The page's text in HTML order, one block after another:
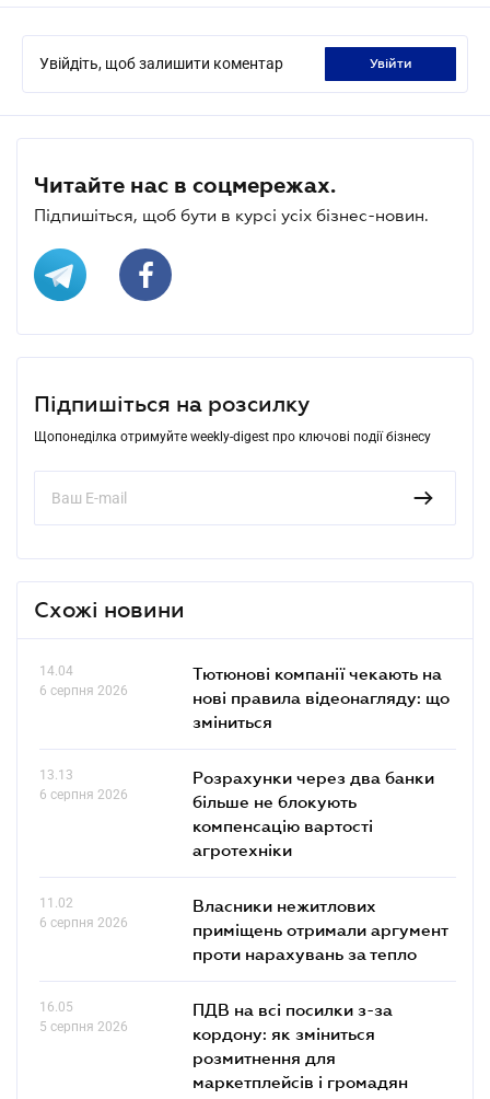
Увійдіть, щоб залишити коментар увійти
Читайте нас в соцмережах.
Підпишіться, щоб бути в курсі усіх бізнес-новин.
Підпишіться на розсилку
Щопонеділка отримуйте weekly-digest про ключові події бізнесу
Схожі новини
14.04
6 серпня 2026
Тютюнові компанії чекають на
нові правила відеонагляду: що
зміниться
13.13
6 серпня 2026
Розрахунки через два банки
більше не блокують
компенсацію вартості
агротехніки
11.02
6 серпня 2026
Власники нежитлових
приміщень отримали аргумент
проти нарахувань за тепло
16.05
5 серпня 2026
ПДВ на всі посилки з-за
кордону: як зміниться
розмитнення для
маркетплейсів і громадян